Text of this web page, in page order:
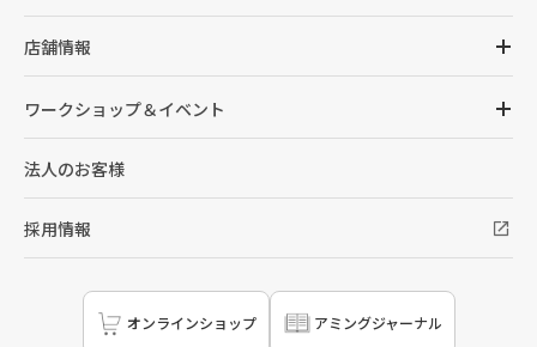
店舗情報
ワークショップ＆イベント
法人のお客様
採用情報
オンラインショップ アミングジャーナル